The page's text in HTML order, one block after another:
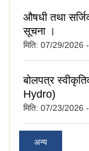
औषधी तथा
सूचना ।
मिति: 07/29/2026
बोलपत्र
Hydro)
मिति: 07/23/2026
अन्य